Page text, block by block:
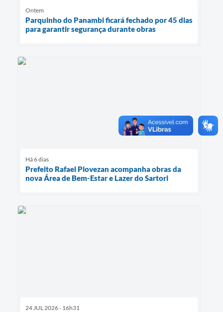
Ontem
Parquinho do Panambi ficará fechado por 45 dias
para garantir segurança durante obras
Há 6 dias
Prefeito Rafael Piovezan acompanha obras da
nova Área de Bem-Estar e Lazer do Sartori
24 JUL 2026 - 16h31